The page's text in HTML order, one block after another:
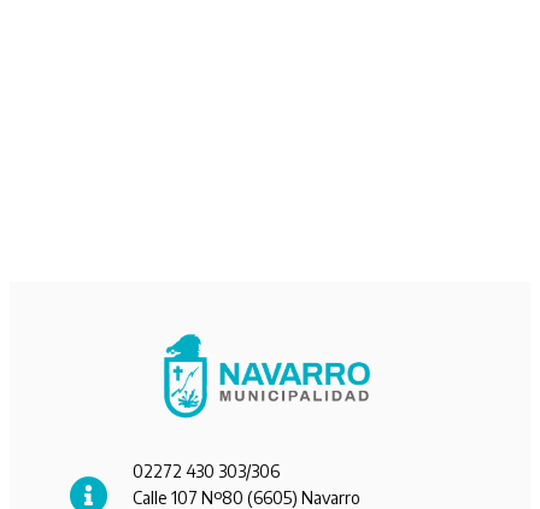
02272 430 303/306
Calle 107 Nº80 (6605) Navarro